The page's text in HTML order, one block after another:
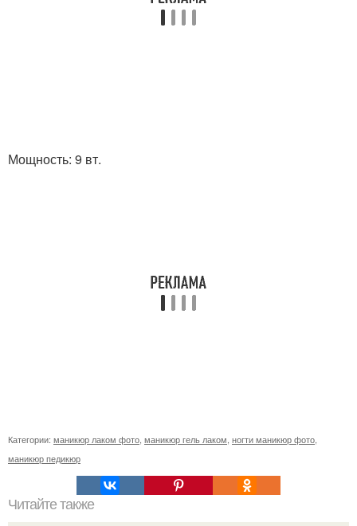
Мощность: 9 вт.
Категории: маникюр лаком фото, маникюр гель лаком, ногти маникюр фото,
маникюр педикюр
Читайте также